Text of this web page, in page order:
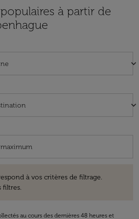
à partir de
keyboard_arrow_down
keyboard_arrow_down
à vos critères de filtrage.
filtres.
au cours des dernières 48 heures et